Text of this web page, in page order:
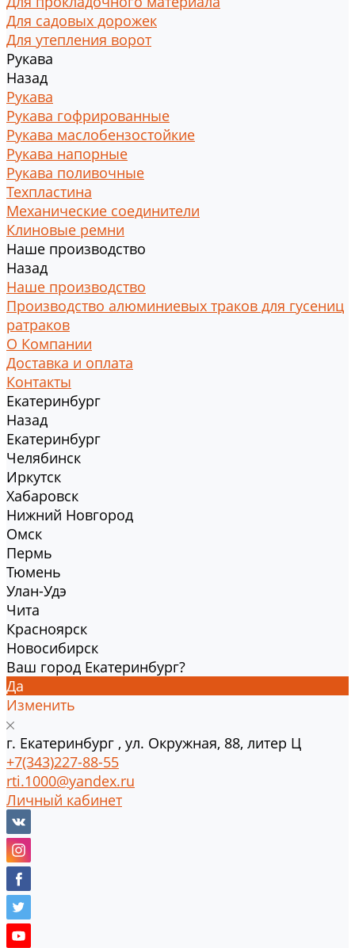
Для садовых дорожек
Для утепления ворот
Рукава
Назад
Рукава
Рукава гофрированные
Рукава маслобензостойкие
Рукава напорные
Рукава поливочные
Техпластина
Механические соединители
Клиновые ремни
Наше производство
Назад
Наше производство
Производство алюминиевых траков для гусениц
ратраков
О Компании
Доставка и оплата
Контакты
Екатеринбург
Назад
Екатеринбург
Челябинск
Иркутск
Хабаровск
Нижний Новгород
Омск
Пермь
Тюмень
Улан-Удэ
Чита
Красноярск
Новосибирск
Ваш город Екатеринбург?
Да
Изменить
г. Екатеринбург , ул. Окружная, 88, литер Ц
+7(343)227-88-55
rti.1000@yandex.ru
Личный кабинет